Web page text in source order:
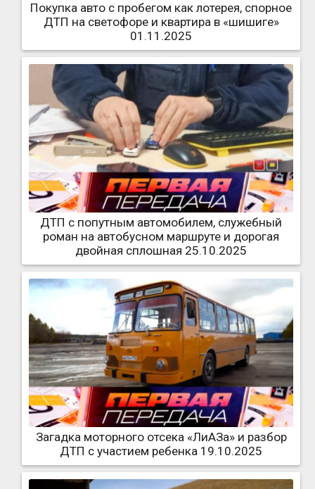
Покупка авто с пробегом как лотерея, спорное
ДТП на светофоре и квартира в «шишиге»
01.11.2025
ДТП с попутным автомобилем, служебный
роман на автобусном маршруте и дорогая
двойная сплошная 25.10.2025
Загадка моторного отсека «ЛиАЗа» и разбор
ДТП с участием ребенка 19.10.2025